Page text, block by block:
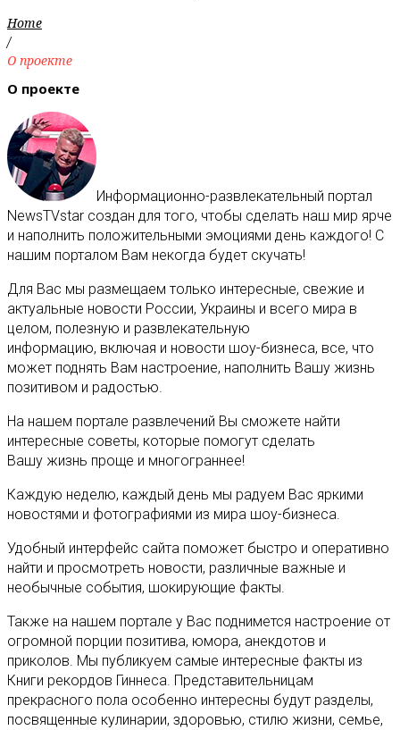
Home
/
О проекте
О проекте
Информационно-развлекательный портал
NewsTVstar создан для того, чтобы сделать наш мир ярче
и наполнить положительными эмоциями день каждого! С
нашим порталом Вам некогда будет скучать!
Для Вас мы размещаем только интересные, свежие и
актуальные новости России, Украины и всего мира в
целом, полезную и развлекательную
информацию, включая и новости шоу-бизнеса, все, что
может поднять Вам настроение, наполнить Вашу жизнь
позитивом и радостью.
На нашем портале развлечений Вы сможете найти
интересные советы, которые помогут сделать
Вашу жизнь проще и многограннее!
Каждую неделю, каждый день мы радуем Вас яркими
новостями и фотографиями из мира шоу-бизнеса.
Удобный интерфейс сайта поможет быстро и оперативно
найти и просмотреть новости, различные важные и
необычные события, шокирующие факты.
Также на нашем портале у Вас поднимется настроение от
огромной порции позитива, юмора, анекдотов и
приколов. Мы публикуем самые интересные факты из
Книги рекордов Гиннеса. Представительницам
прекрасного пола особенно интересны будут разделы,
посвященные кулинарии, здоровью, стилю жизни, семье,